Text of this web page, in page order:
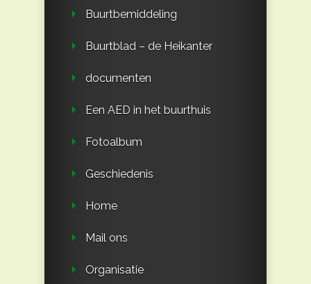
Buurtbemiddeling
Buurtblad – de Heikanter
documenten
Een AED in het buurthuis
Fotoalbum
Geschiedenis
Home
Mail ons
Organisatie